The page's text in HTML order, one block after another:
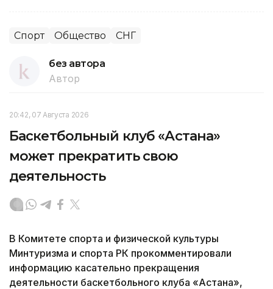
Спорт Общество СНГ
без автора
Автор
20:42, 07 Августа 2026
Баскетбольный клуб «Астана»
может прекратить свою
деятельность
В Комитете спорта и физической культуры
Минтуризма и спорта РК прокомментировали
информацию касательно прекращения
деятельности баскетбольного клуба «Астана»,